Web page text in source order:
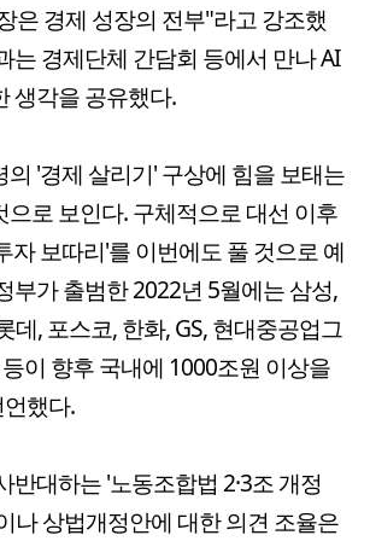
은 경제 성장의 전부"라고 강조했
는 경제단체 간담회 등에서 만나 AI
생각을 공유했다.
'경제 살리기' 구상에 힘을 보태는
으로 보인다. 구체적으로 대선 이후
자 보따리'를 이번에도 풀 것으로 예
부가 출범한 2022년 5월에는 삼성,
데, 포스코, 한화, GS, 현대중공업그
이 향후 국내에 1000조원 이상을
했다.
반대하는 '노동조합법 2·3조 개정
나 상법개정안에 대한 의견 조율은